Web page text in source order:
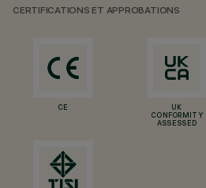
CERTIFICATIONS ET APPROBATIONS
CE
UK
CONFORMITY
ASSESSED